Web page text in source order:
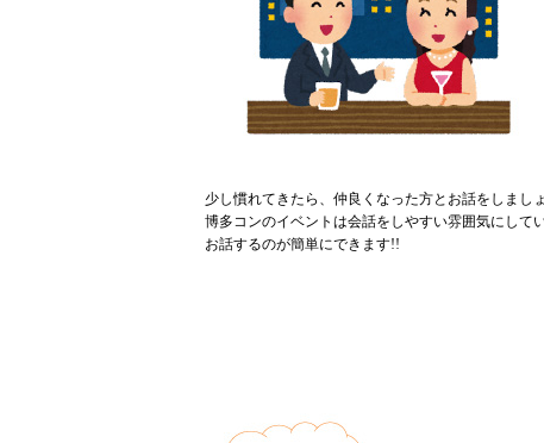
少し慣れてきたら、仲良くなった方とお話をしまし
博多コンのイベントは会話をしやすい雰囲気にして
お話するのが簡単にできます!!